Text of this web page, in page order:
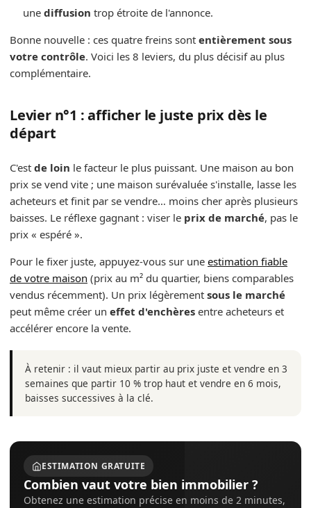
une diffusion trop étroite de l'annonce.
Bonne nouvelle : ces quatre freins sont entièrement sous
votre contrôle. Voici les 8 leviers, du plus décisif au plus
complémentaire.
Levier n°1 : afficher le juste prix dès le
départ
C'est de loin le facteur le plus puissant. Une maison au bon
prix se vend vite ; une maison surévaluée s'installe, lasse les
acheteurs et finit par se vendre… moins cher après plusieurs
baisses. Le réflexe gagnant : viser le prix de marché, pas le
prix « espéré ».
Pour le fixer juste, appuyez-vous sur une estimation fiable
de votre maison (prix au m² du quartier, biens comparables
vendus récemment). Un prix légèrement sous le marché
peut même créer un effet d'enchères entre acheteurs et
accélérer encore la vente.
À retenir : il vaut mieux partir au prix juste et vendre en 3
semaines que partir 10 % trop haut et vendre en 6 mois,
baisses successives à la clé.
ESTIMATION GRATUITE
Combien vaut votre bien immobilier ?
Obtenez une estimation précise en moins de 2 minutes,